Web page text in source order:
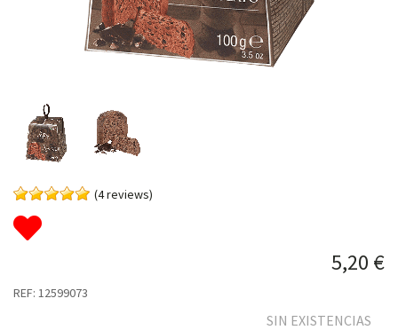
(4 reviews)
5,20 €
REF: 12599073
SIN EXISTENCIAS